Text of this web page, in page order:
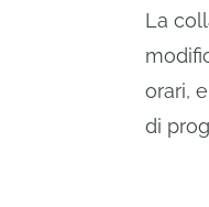
La
orari,
di